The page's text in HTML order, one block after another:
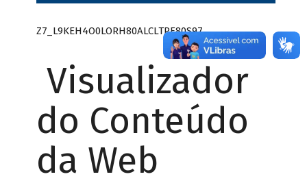
Z7_L9KEH4O0LORH80ALCLTPF80S97
Visualizador
do Conteúdo
da Web